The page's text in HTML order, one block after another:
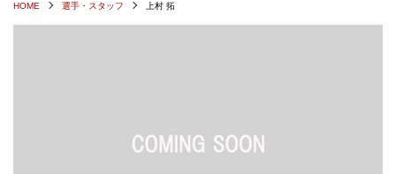
HOME 選手・スタッフ 上村 拓